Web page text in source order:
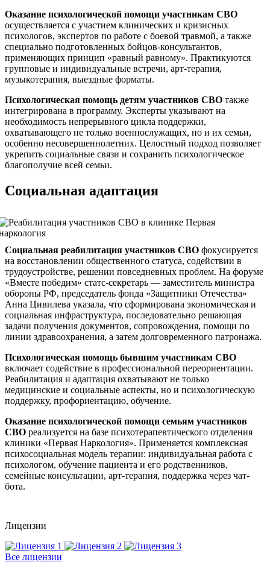
Оказание психологической помощи участникам СВО
осуществляется с участием клинических и кризисных
психологов, экспертов по работе с боевой травмой, а также
специально подготовленных бойцов-консультантов,
применяющих принцип «равный равному». Практикуются
групповые и индивидуальные встречи, арт-терапия,
музыкотерапия, выездные форматы.
Психологическая помощь детям участников СВО также
интегрирована в программу. Эксперты указывают на
необходимость непрерывного цикла поддержки,
охватывающего не только военнослужащих, но и их семьи,
особенно несовершеннолетних. Целостный подход позволяет
укрепить социальные связи и сохранить психологическое
благополучие всей семьи.
Социальная адаптация
Социальная реабилитация участников СВО фокусируется
на восстановлении общественного статуса, содействии в
трудоустройстве, решении повседневных проблем. На форуме
«Вместе победим» статс-секретарь — заместитель министра
обороны РФ, председатель фонда «Защитники Отечества»
Анна Цивилева указала, что сформирована экономическая и
социальная инфраструктура, последовательно решающая
задачи получения документов, сопровождения, помощи по
линии здравоохранения, а затем долговременного патронажа.
Психологическая помощь бывшим участникам СВО
включает содействие в профессиональной переориентации.
Реабилитация и адаптация охватывают не только
медицинские и социальные аспекты, но и психологическую
поддержку, профориентацию, обучение.
Оказание психологической помощи семьям участников
СВО реализуется на базе психотерапевтического отделения
клиники «Первая Наркология». Применяется комплексная
психосоциальная модель терапии: индивидуальная работа с
психологом, обучение пациента и его родственников,
семейные консультации, арт-терапия, поддержка через чат-
бота.
Лицензии
Все лицензии